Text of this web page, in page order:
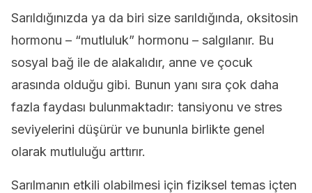
Sarıldığınızda ya da biri size sarıldığında, oksitosin
hormonu – “mutluluk” hormonu – salgılanır. Bu
sosyal bağ ile de alakalıdır, anne ve çocuk
arasında olduğu gibi. Bunun yanı sıra çok daha
fazla faydası bulunmaktadır: tansiyonu ve stres
seviyelerini düşürür ve bununla birlikte genel
olarak mutluluğu arttırır.
Sarılmanın etkili olabilmesi için fiziksel temas içten